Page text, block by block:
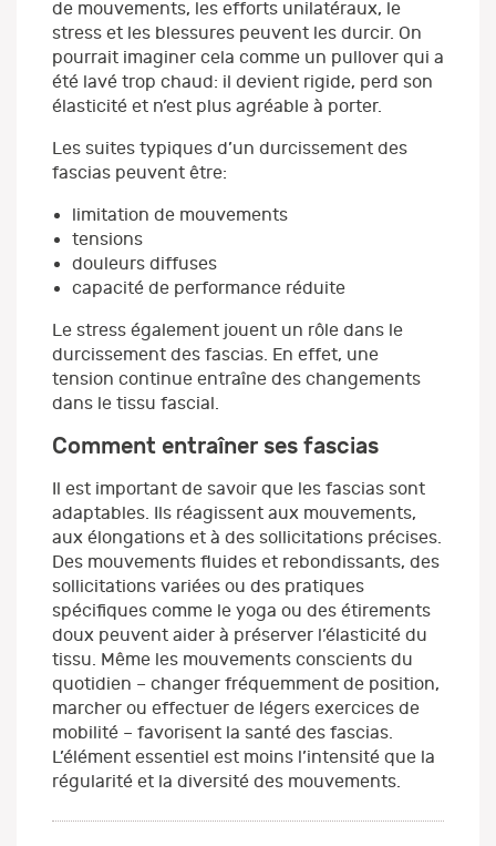
de mouvements, les efforts unilatéraux, le
stress et les blessures peuvent les durcir. On
pourrait imaginer cela comme un pullover qui a
été lavé trop chaud: il devient rigide, perd son
élasticité et n’est plus agréable à porter.
Les suites typiques d’un durcissement des
fascias peuvent être:
limitation de mouvements
tensions
douleurs diffuses
capacité de performance réduite
Le stress également jouent un rôle dans le
durcissement des fascias. En effet, une
tension continue entraîne des changements
dans le tissu fascial.
Comment entraîner ses fascias
Il est important de savoir que les fascias sont
adaptables. Ils réagissent aux mouvements,
aux élongations et à des sollicitations précises.
Des mouvements fluides et rebondissants, des
sollicitations variées ou des pratiques
spécifiques comme le yoga ou des étirements
doux peuvent aider à préserver l’élasticité du
tissu. Même les mouvements conscients du
quotidien – changer fréquemment de position,
marcher ou effectuer de légers exercices de
mobilité – favorisent la santé des fascias.
L’élément essentiel est moins l’intensité que la
régularité et la diversité des mouvements.